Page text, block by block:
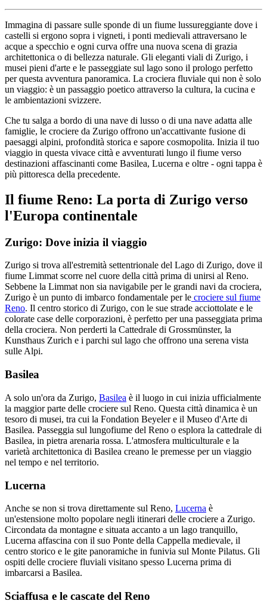
Immagina di passare sulle sponde di un fiume lussureggiante dove i
castelli si ergono sopra i vigneti, i ponti medievali attraversano le
acque a specchio e ogni curva offre una nuova scena di grazia
architettonica o di bellezza naturale. Gli eleganti viali di Zurigo, i
musei pieni d'arte e le passeggiate sul lago sono il prologo perfetto
per questa avventura panoramica. La crociera fluviale qui non è solo
un viaggio: è un passaggio poetico attraverso la cultura, la cucina e
le ambientazioni svizzere.
Che tu salga a bordo di una nave di lusso o di una nave adatta alle
famiglie, le crociere da Zurigo offrono un'accattivante fusione di
paesaggi alpini, profondità storica e sapore cosmopolita. Inizia il tuo
viaggio in questa vivace città e avventurati lungo il fiume verso
destinazioni affascinanti come Basilea, Lucerna e oltre - ogni tappa è
più pittoresca della precedente.
Il fiume Reno: La porta di Zurigo verso
l'Europa continentale
Zurigo: Dove inizia il viaggio
Zurigo si trova all'estremità settentrionale del Lago di Zurigo, dove il
fiume Limmat scorre nel cuore della città prima di unirsi al Reno.
Sebbene la Limmat non sia navigabile per le grandi navi da crociera,
Zurigo è un punto di imbarco fondamentale per le crociere sul fiume
Reno. Il centro storico di Zurigo, con le sue strade acciottolate e le
colorate case delle corporazioni, è perfetto per una passeggiata prima
della crociera. Non perderti la Cattedrale di Grossmünster, la
Kunsthaus Zurich e i parchi sul lago che offrono una serena vista
sulle Alpi.
Basilea
A solo un'ora da Zurigo, Basilea è il luogo in cui inizia ufficialmente
la maggior parte delle crociere sul Reno. Questa città dinamica è un
tesoro di musei, tra cui la Fondation Beyeler e il Museo d'Arte di
Basilea. Passeggia sul lungofiume del Reno o esplora la cattedrale di
Basilea, in pietra arenaria rossa. L'atmosfera multiculturale e la
varietà architettonica di Basilea creano le premesse per un viaggio
nel tempo e nel territorio.
Lucerna
Anche se non si trova direttamente sul Reno, Lucerna è
un'estensione molto popolare negli itinerari delle crociere a Zurigo.
Circondata da montagne e situata accanto a un lago tranquillo,
Lucerna affascina con il suo Ponte della Cappella medievale, il
centro storico e le gite panoramiche in funivia sul Monte Pilatus. Gli
ospiti delle crociere fluviali visitano spesso Lucerna prima di
imbarcarsi a Basilea.
Sciaffusa e le cascate del Reno